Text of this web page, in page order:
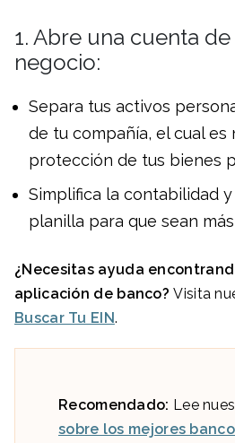
1. Abre una cuenta
negocio:
Separa tus activos
de tu compañía, el cual es
protección de tus bienes
Simplifica la contabilidad
planilla para que sean
¿Necesitas ayuda
aplicación de banco?Visita
Buscar Tu EIN.
Recomendado: Lee
sobre los mejores